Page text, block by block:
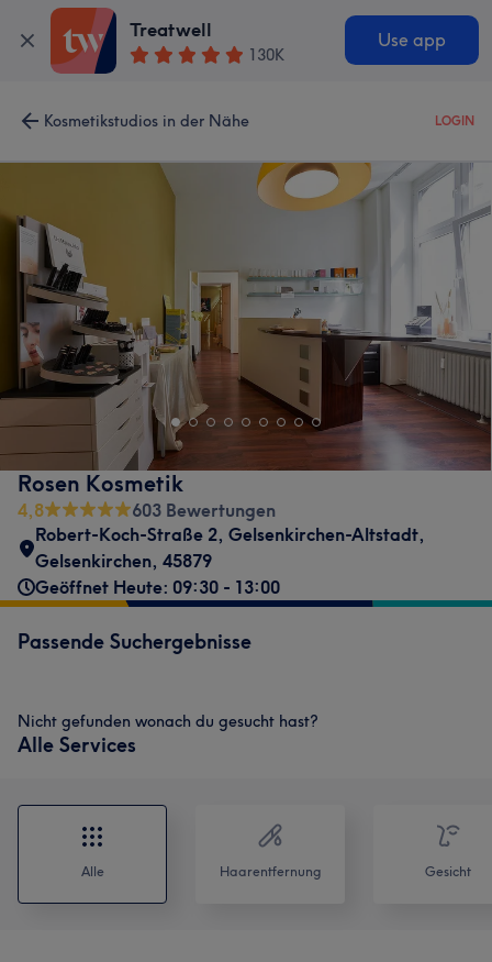
Treatwell
130K
Use app
Kosmetikstudios in der Nähe LOGIN
Rosen Kosmetik
4,8
603 Bewertungen
Robert-Koch-Straße 2, Gelsenkirchen-Altstadt,
Gelsenkirchen, 45879
Geöffnet Heute: 09:30 - 13:00
Passende Suchergebnisse
Nicht gefunden wonach du gesucht hast?
Alle Services
Alle Haarentfernung Gesicht